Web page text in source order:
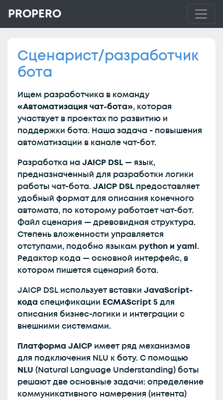
PROPERO
Сценарист/разработчик
бота
Ищем разработчика в команду
«Автоматизация чат-бота», которая
участвует в проектах по развитию и
поддержки бота. Наша задача - повышения
автоматизации в канале чат-бот.
Разработка на JAICP DSL — язык,
предназначенный для разработки логики
работы чат-бота. JAICP DSL предоставляет
удобный формат для описания конечного
автомата, по которому работает чат-бот.
Файл сценария — древовидная структура.
Степень вложенности управляется
отступами, подобно языкам python и yaml.
Редактор кода — основной интерфейс, в
котором пишется сценарий бота.
JAICP DSL использует вставки JavaScript-
кода спецификации ECMAScript 5 для
описания бизнес-логики и интеграции с
внешними системами.
Платформа JAICP имеет ряд механизмов
для подключения NLU к боту. С помощью
NLU (Natural Language Understanding) боты
решают две основные задачи: определение
коммуникативного намерения (интента)